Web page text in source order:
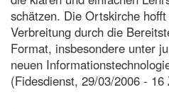
schätzen. Die Ortskirche
Verbreitung durch die
Format, insbesondere unter
neuen
(Fidesdienst, 29/03/2006 -